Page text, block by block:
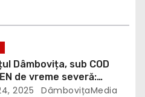
Dâmbovița, sub COD
de vreme severă:
viscol și polei
2025 DâmbovițaMedia